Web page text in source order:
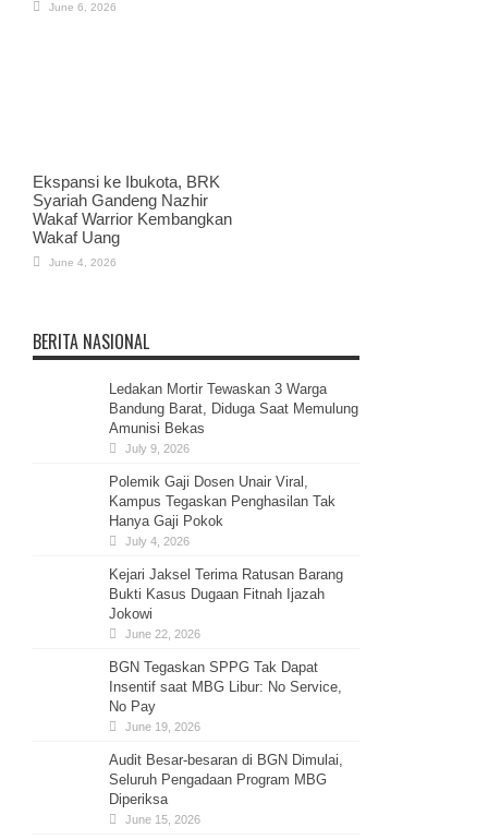
June 6, 2026
Ekspansi ke Ibukota, BRK
Syariah Gandeng Nazhir
Wakaf Warrior Kembangkan
Wakaf Uang
June 4, 2026
BERITA NASIONAL
Ledakan Mortir Tewaskan 3 Warga
Bandung Barat, Diduga Saat Memulung
Amunisi Bekas
July 9, 2026
Polemik Gaji Dosen Unair Viral,
Kampus Tegaskan Penghasilan Tak
Hanya Gaji Pokok
July 4, 2026
Kejari Jaksel Terima Ratusan Barang
Bukti Kasus Dugaan Fitnah Ijazah
Jokowi
June 22, 2026
BGN Tegaskan SPPG Tak Dapat
Insentif saat MBG Libur: No Service,
No Pay
June 19, 2026
Audit Besar-besaran di BGN Dimulai,
Seluruh Pengadaan Program MBG
Diperiksa
June 15, 2026